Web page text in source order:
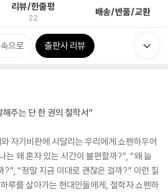
리뷰/한줄평
22 배송/반품/교환
으로 출판사 리뷰
주는 단 한 권의 철학서”
자기비판에 시달리는 우리에게 쇼펜하우어
는 왜 혼자 있는 시간이 불편할까?”, “왜 늘
“정말 지금 이대로 괜찮은 걸까?” 이런 질
루를 살아가는 현대인들에게, 철학자 쇼펜하